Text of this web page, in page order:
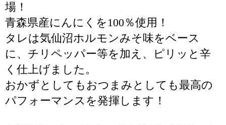
場！
青森県産にんにくを100％使用！
タレは気仙沼ホルモンみそ味をベース
に、チリペッパー等を加え、ピリッと辛
く仕上げました。
おかずとしてもおつまみとしても最高の
パフォーマンスを発揮します！